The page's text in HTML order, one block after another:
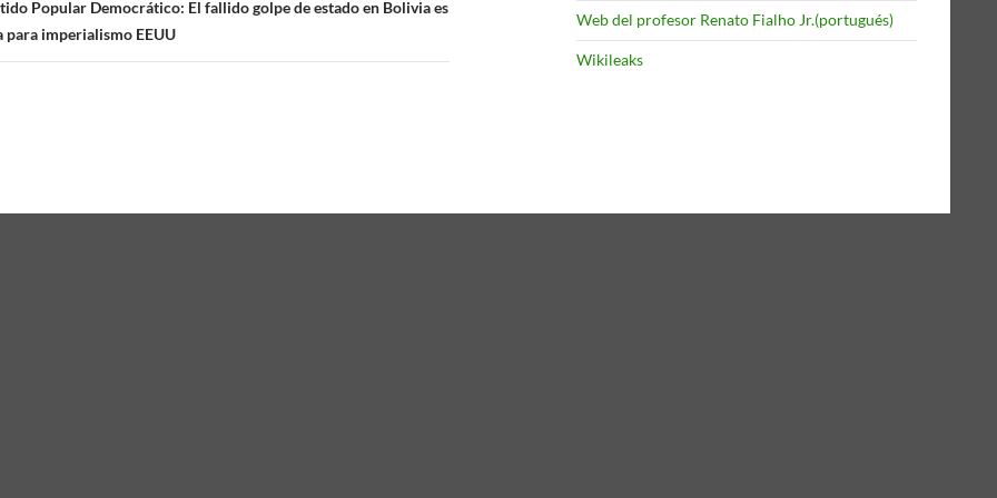
Popular Democrático: El fallido golpe de estado en Bolivia es
para imperialismo EEUU
Web del profesor Renato Fialho Jr.(portugués)
Wikileaks